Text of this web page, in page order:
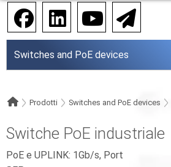
Switches and PoE devices
Prodotti Switches and PoE devices
Switche PoE industriale
PoE e UPLINK: 1Gb/s, Port